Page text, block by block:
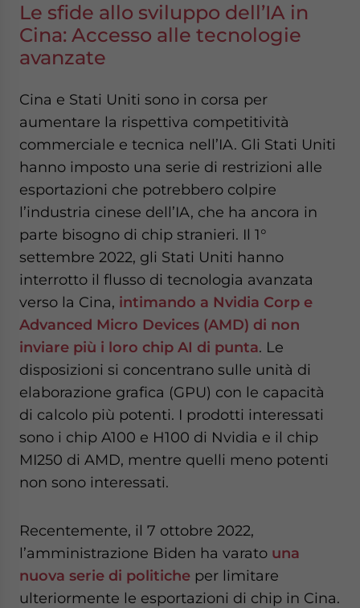
Le sfide allo sviluppo dell’IA in
Cina: Accesso alle tecnologie
avanzate
Cina e Stati Uniti sono in corsa per
aumentare la rispettiva competitività
commerciale e tecnica nell’IA. Gli Stati Uniti
hanno imposto una serie di restrizioni alle
esportazioni che potrebbero colpire
l’industria cinese dell’IA, che ha ancora in
parte bisogno di chip stranieri. Il 1°
settembre 2022, gli Stati Uniti hanno
interrotto il flusso di tecnologia avanzata
verso la Cina, intimando a Nvidia Corp e
Advanced Micro Devices (AMD) di non
inviare più i loro chip AI di punta. Le
disposizioni si concentrano sulle unità di
elaborazione grafica (GPU) con le capacità
di calcolo più potenti. I prodotti interessati
sono i chip A100 e H100 di Nvidia e il chip
MI250 di AMD, mentre quelli meno potenti
non sono interessati.
Recentemente, il 7 ottobre 2022,
l’amministrazione Biden ha varato una
nuova serie di politiche per limitare
ulteriormente le esportazioni di chip in Cina.